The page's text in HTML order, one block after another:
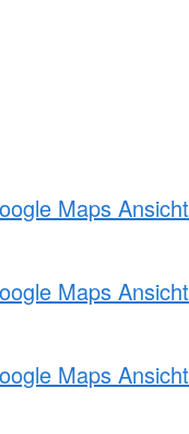
Maps Ansicht
Maps Ansicht
Maps Ansicht